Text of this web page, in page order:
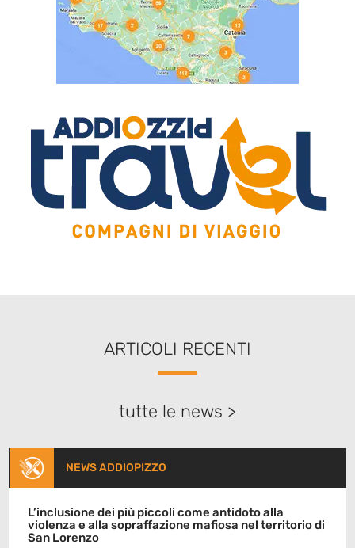
ARTICOLI RECENTI
tutte le news >
NEWS ADDIOPIZZO
L’inclusione dei più piccoli come antidoto alla
violenza e alla sopraffazione mafiosa nel territorio di
San Lorenzo